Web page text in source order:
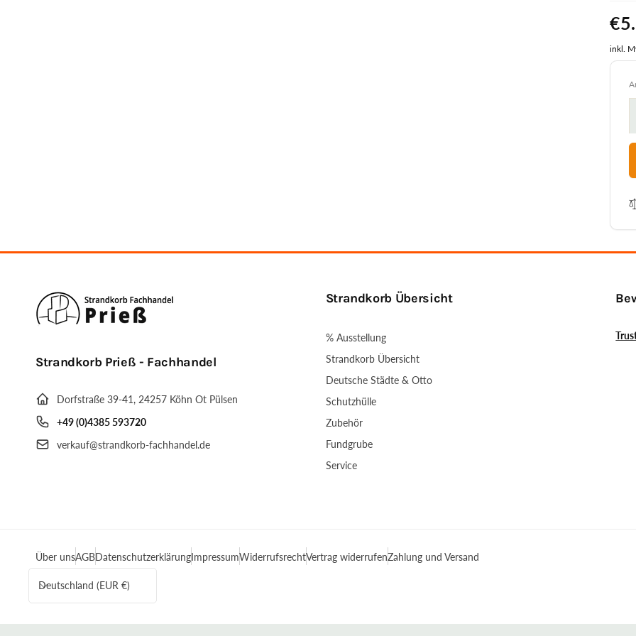
inkl.
Strandkorb Prieß - Fachhandel
Dorfstraße 39-41, 24257 Köhn Ot Pülsen
+49 (0)4385 593720
verkauf@strandkorb-fachhandel.de
Strandkorb Übersicht
% Ausstellung
Strandkorb Übersicht
Deutsche Städte & Otto
Schutzhülle
Zubehör
Fundgrube
Service
Über unsAGBDatenschutzerklärungImpressumWiderrufsrechtVertrag widerrufenZahlung und Versand
a
Deutschland (EUR €)